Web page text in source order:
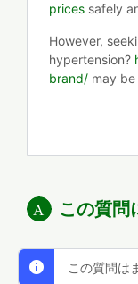
prices safely
However,
hypertension?
brand/ may
この質問
この質問は